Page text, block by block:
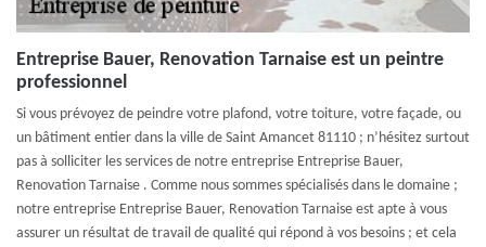
Entreprise Bauer, Renovation Tarnaise est un peintre
professionnel
Si vous prévoyez de peindre votre plafond, votre toiture, votre façade, ou
un bâtiment entier dans la ville de Saint Amancet 81110 ; n’hésitez surtout
pas à solliciter les services de notre entreprise Entreprise Bauer,
Renovation Tarnaise . Comme nous sommes spécialisés dans le domaine ;
notre entreprise Entreprise Bauer, Renovation Tarnaise est apte à vous
assurer un résultat de travail de qualité qui répond à vos besoins ; et cela